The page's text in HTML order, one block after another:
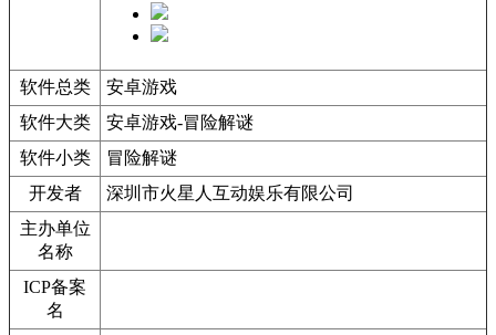
软件总类
安卓游戏
软件大类
安卓游戏-冒险解谜
软件小类
冒险解谜
开发者
深圳市火星人互动娱乐有限公司
主办单位
名称
ICP备案
名